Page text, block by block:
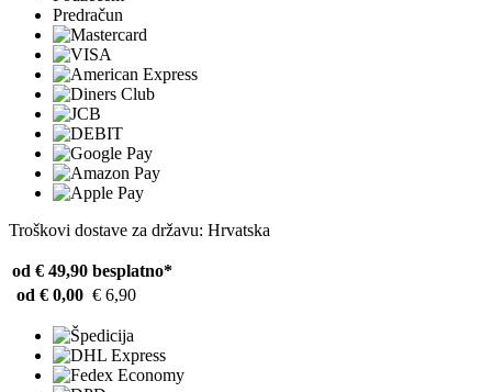
Predračun
Troškovi dostave za državu: Hrvatska
od € 49,90 besplatno*
od € 0,00 € 6,90